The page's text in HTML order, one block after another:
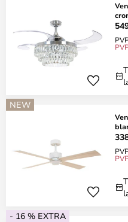
NEW
- 16 % EXTRA